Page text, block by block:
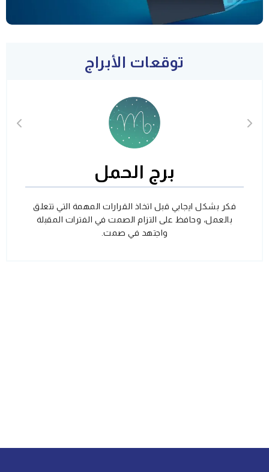
توقعات الأبراج
برج الحمل
فكر بشكل ايجابي قبل اتخاذ القرارات المهمة التي تتعلق
بالعمل، وحافظ على التزام الصمت في الفترات المقبلة
واجتهد في صمت.